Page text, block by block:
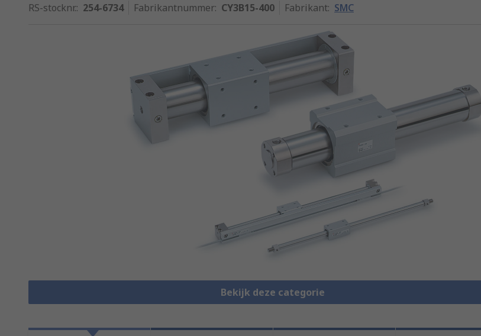
RS-stocknr.: 254-6734 Fabrikantnummer: CY3B15-400 Fabrikant: SMC
Bekijk deze categorie